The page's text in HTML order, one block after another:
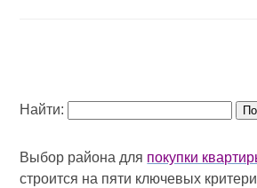
Найти:
Выбор района для покупки
строится на пяти ключевых